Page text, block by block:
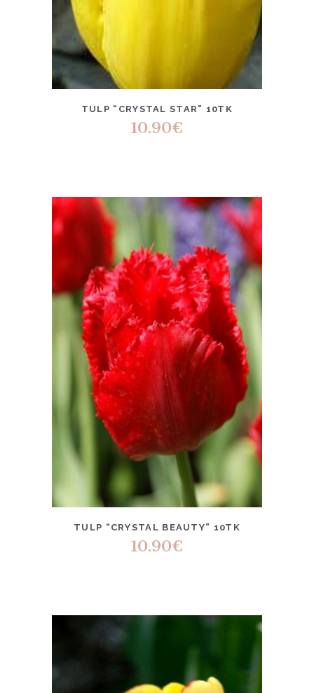
TULP “CRYSTAL STAR” 10TK
10.90€
TULP “CRYSTAL BEAUTY” 10TK
10.90€